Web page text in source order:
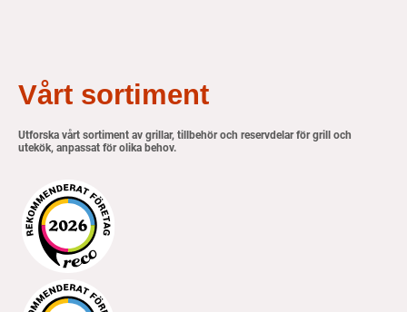
Vårt sortiment
Utforska vårt sortiment av grillar, tillbehör och reservdelar för grill och
utekök, anpassat för olika behov.